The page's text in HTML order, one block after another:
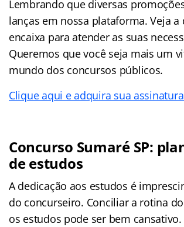
Lembrando que diversas
lanças em nossa plataforma. Veja
encaixa para atender as suas
Queremos que você seja mais um
mundo dos concursos públicos.
Clique aqui e adquira sua
Concurso Sumaré SP:
de estudos
A dedicação aos estudos é
do concurseiro. Conciliar a rotina
os estudos pode ser bem cansativo.